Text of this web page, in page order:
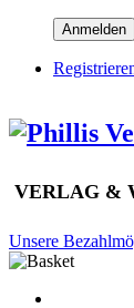
Anmelden
VERLAG &
Unsere